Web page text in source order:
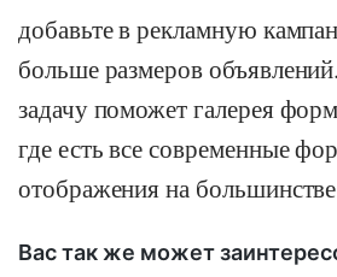
добавьте в рекламную
больше размеров
задачу поможет галерея
где есть все современные
отображения на
Вас так же может